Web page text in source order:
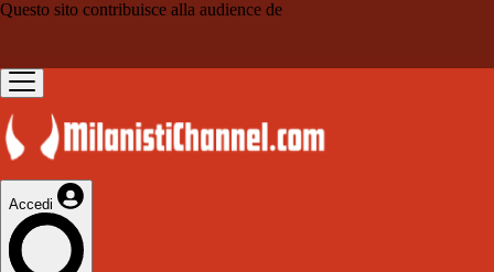
Questo sito contribuisce alla audience de
Accedi